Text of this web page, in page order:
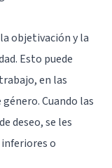
objetivación y la
Esto puede
en las
Cuando las
deseo, se les
o